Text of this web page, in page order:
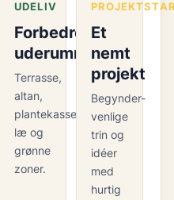
UDELIV
Forbedre
uderummet
Terrasse,
altan,
plantekasser,
læ og
grønne
zoner.
Et
nemt
projekt
Begynder-
venlige
trin og
idéer
med
hurtig